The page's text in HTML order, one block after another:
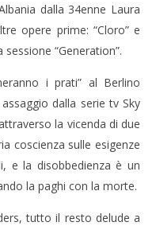
dalla 34enne Laura
opere prime: “Cloro” e
“Generation”.
i prati” al Berlino
dalla serie tv Sky
la vicenda di due
coscienza sulle esigenze
e la disobbedienza è un
la paghi con la morte.
tutto il resto delude a